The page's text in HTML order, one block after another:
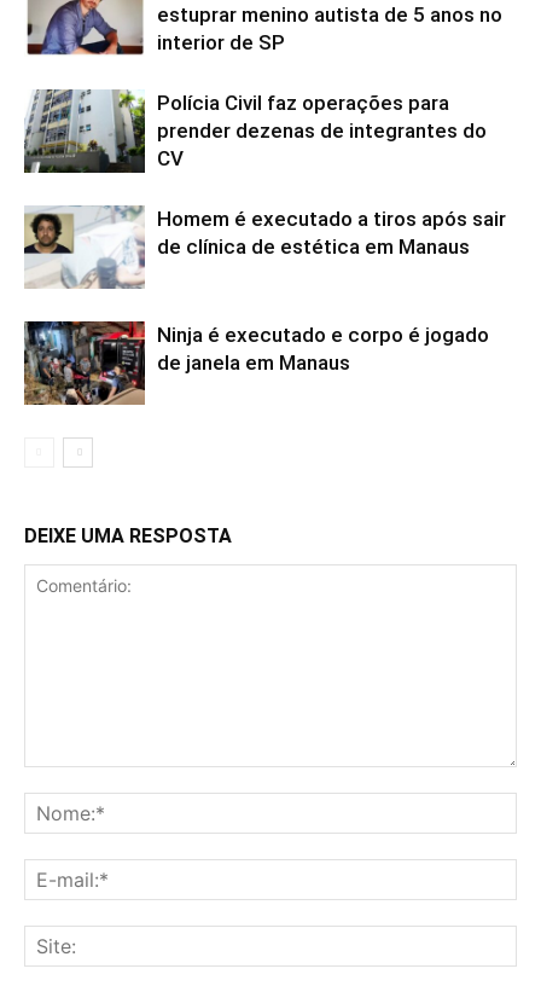
estuprar menino autista de 5 anos no
interior de SP
Polícia Civil faz operações para
prender dezenas de integrantes do
CV
Homem é executado a tiros após sair
de clínica de estética em Manaus
Ninja é executado e corpo é jogado
de janela em Manaus
DEIXE UMA RESPOSTA